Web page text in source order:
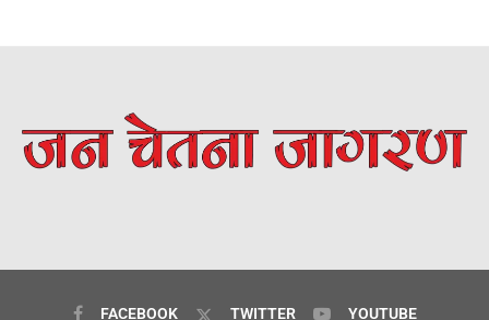
FACEBOOK TWITTER YOUTUBE